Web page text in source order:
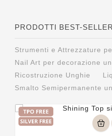
PRODOTTI BEST-SELLER
Strumenti e Attrezzature
Nail Art per decorazione
Ricostruzione Unghie
Smalto Semipermanente